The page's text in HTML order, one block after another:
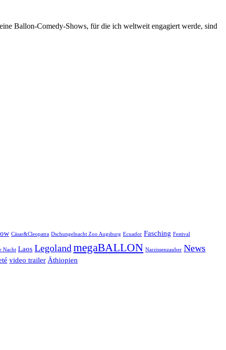
Ballon-Comedy-Shows, für die ich weltweit engagiert werde, sind
Cäsar&Cleopatra Dschungelnacht Zoo Augsburg Ecuador Fasching Festival
Nacht Laos Legoland megaBALLON Narzissenzauber News
video trailer Äthiopien